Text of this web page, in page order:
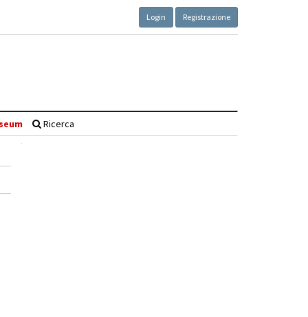
Login Registrazione
Ricerca